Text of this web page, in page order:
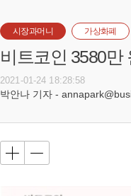
시장과머니 가상화폐
비트코인 3580만
2021-01-24 18:28:58
박안나 기자 -